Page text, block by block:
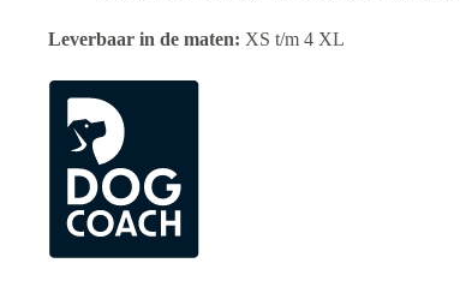
Leverbaar in de maten: XS t/m 4 XL